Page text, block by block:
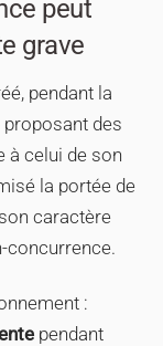
peut
grave
pendant la
des
à celui de son
la portée de
caractère
concurrence.
:
pendant